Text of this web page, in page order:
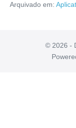
Premiado
Resenha
Arquivado em:
© 2026 -